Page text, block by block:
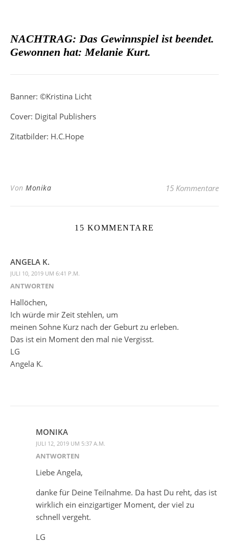
NACHTRAG: Das Gewinnspiel ist beendet.
Gewonnen hat: Melanie Kurt.
Banner: ©Kristina Licht
Cover: Digital Publishers
Zitatbilder: H.C.Hope
Von Monika 15 Kommentare
15 KOMMENTARE
ANGELA K.
JULI 10, 2019 UM 6:41 P.M.
ANTWORTEN
Hallöchen,
Ich würde mir Zeit stehlen, um
meinen Sohne Kurz nach der Geburt zu erleben.
Das ist ein Moment den mal nie Vergisst.
LG
Angela K.
MONIKA
JULI 12, 2019 UM 5:37 A.M.
ANTWORTEN
Liebe Angela,
danke für Deine Teilnahme. Da hast Du reht, das ist
wirklich ein einzigartiger Moment, der viel zu
schnell vergeht.
LG